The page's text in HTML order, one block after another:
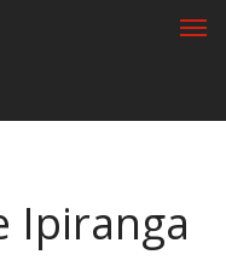
Ipiranga